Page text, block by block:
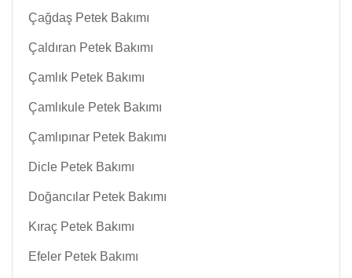
Çağdaş Petek Bakımı
Çaldıran Petek Bakımı
Çamlık Petek Bakımı
Çamlıkule Petek Bakımı
Çamlıpınar Petek Bakımı
Dicle Petek Bakımı
Doğancılar Petek Bakımı
Kıraç Petek Bakımı
Efeler Petek Bakımı